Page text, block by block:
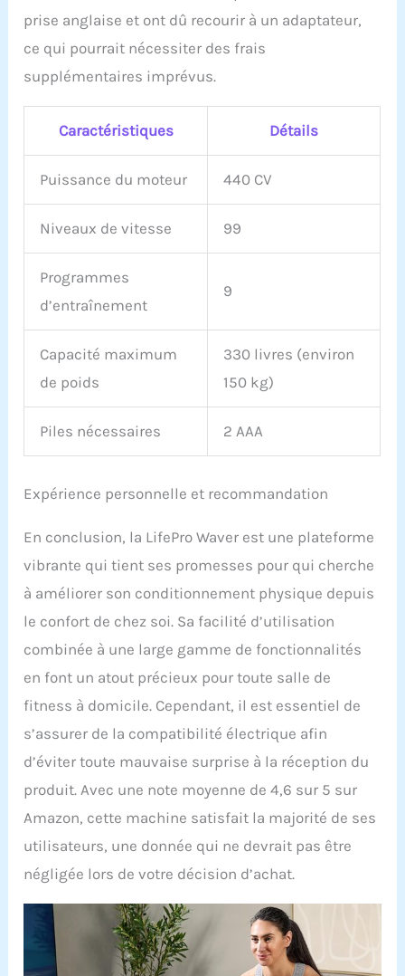
prise anglaise et ont dû recourir à un adaptateur,
ce qui pourrait nécessiter des frais
supplémentaires imprévus.
Caractéristiques Détails
Puissance du moteur 440 CV
Niveaux de vitesse 99
Programmes
d’entraînement
9
Capacité maximum
de poids
330 livres (environ
150 kg)
Piles nécessaires 2 AAA
Expérience personnelle et recommandation
En conclusion, la LifePro Waver est une plateforme
vibrante qui tient ses promesses pour qui cherche
à améliorer son conditionnement physique depuis
le confort de chez soi. Sa facilité d’utilisation
combinée à une large gamme de fonctionnalités
en font un atout précieux pour toute salle de
fitness à domicile. Cependant, il est essentiel de
s’assurer de la compatibilité électrique afin
d’éviter toute mauvaise surprise à la réception du
produit. Avec une note moyenne de 4,6 sur 5 sur
Amazon, cette machine satisfait la majorité de ses
utilisateurs, une donnée qui ne devrait pas être
négligée lors de votre décision d’achat.